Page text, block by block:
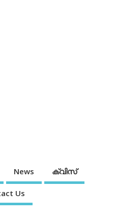
News ക്വിസ്
Us